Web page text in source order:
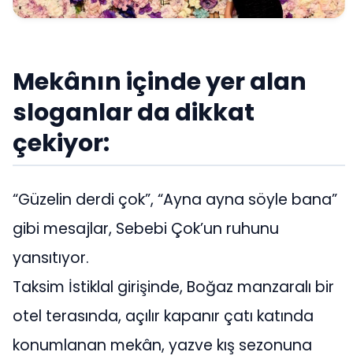
Mekânın içinde yer alan
sloganlar da dikkat
çekiyor:
“Güzelin derdi çok”, “Ayna ayna söyle bana”
gibi mesajlar, Sebebi Çok’un ruhunu
yansıtıyor.
Taksim İstiklal girişinde, Boğaz manzaralı bir
otel terasında, açılır kapanır çatı katında
konumlanan mekân, yazve kış sezonuna